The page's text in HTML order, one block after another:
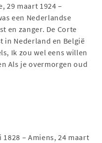
29 maart 1924 –
een Nederlandse
en zanger. De Corte
in Nederland en België
Ik zou wel eens willen
Als je overmorgen oud
– Amiens, 24 maart